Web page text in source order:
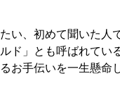
い、初めて聞いた人
ド」とも呼ばれて
お手伝いを一生懸命